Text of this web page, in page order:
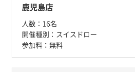
鹿児島店
人数： 16名
開催種別： スイスドロー
参加料： 無料